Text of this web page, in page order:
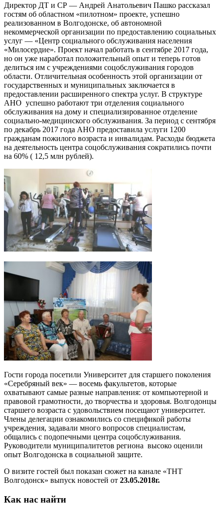
Директор ДТ и СР — Андрей Анатольевич Пашко рассказал
гостям об областном «пилотном» проекте, успешно
реализованном в Волгодонске, об автономной
некоммерческой организации по предоставлению социальных
услуг — «Центр социального обслуживания населения
«Милосердие». Проект начал работать в сентябре 2017 года,
но он уже наработал положительный опыт и теперь готов
делиться им с учреждениями соцобслуживания городов
области. Отличительная особенность этой организации от
государственных и муниципальных заключается в
предоставлении расширенного спектра услуг. В структуре
АНО успешно работают три отделения социального
обслуживания на дому и специализированное отделение
социально-медицинского обслуживания. За период с сентября
по декабрь 2017 года АНО предоставила услуги 1200
гражданам пожилого возраста и инвалидам. Расходы бюджета
на деятельность центра соцобслуживания сократились почти
на 60% ( 12,5 млн рублей).
Гости города посетили Университет для старшего поколения
«Серебряный век» — восемь факультетов, которые
охватывают самые разные направления: от компьютерной и
правовой грамотности, до творчества и здоровья. Волгодонцы
старшего возраста с удовольствием посещают университет.
Члены делегации ознакомились со спецификой работы
учреждения, задавали много вопросов специалистам,
общались с подопечными центра соцобслуживания.
Руководители муниципалитетов региона высоко оценили
опыт Волгодонска в социальной защите.
О визите гостей был показан сюжет на канале «ТНТ
Волгодонск» выпуск новостей от 23.05.2018г.
Как нас найти